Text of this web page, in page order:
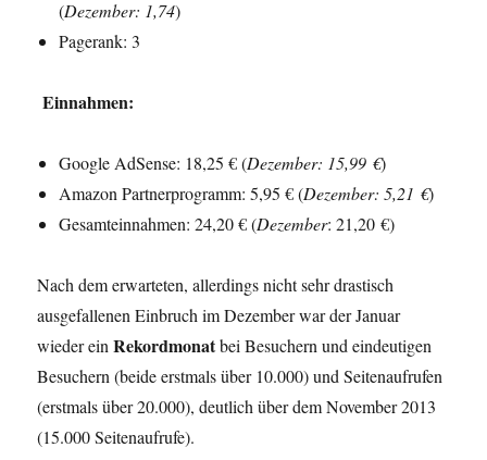
(Dezember: 1,74)
Pagerank: 3
Einnahmen:
Google AdSense: 18,25 € (Dezember: 15,99 €)
Amazon Partnerprogramm: 5,95 € (Dezember: 5,21 €)
Gesamteinnahmen: 24,20 € (Dezember: 21,20 €)
Nach dem erwarteten, allerdings nicht sehr drastisch
ausgefallenen Einbruch im Dezember war der Januar
wieder einRekordmonatbei Besuchern und eindeutigen
Besuchern (beide erstmals über 10.000) und Seitenaufrufen
(erstmals über 20.000), deutlich über dem November 2013
(15.000 Seitenaufrufe).